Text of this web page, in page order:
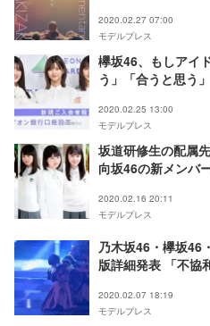
2020.02.27 07:00
モデルプレス
欅坂46、もしアイ
う」「合うと思う」
2020.02.25 13:00
モデルプレス
坂道研修生の配属
向坂46の新メンバ
2020.02.16 20:11
モデルプレス
乃木坂46・欅坂46
版詳細発表 「不協
2020.02.07 18:19
モデルプレス